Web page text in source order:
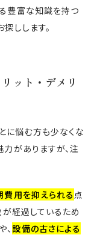
豊富な知識を持つ
しします。
ット・デメリ
に悩む方も少なくな
力がありますが、注
用を抑えられる 点
が経過しているため
、設備の古さによる